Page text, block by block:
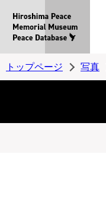
トップページ 写真